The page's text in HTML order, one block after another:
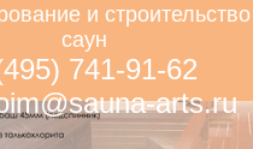
и строительство
саун
741-91-62
arts.ru